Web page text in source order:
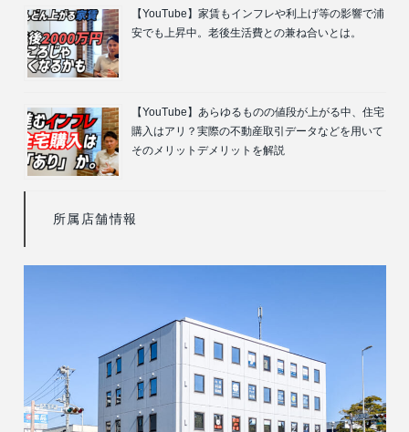
【YouTube】家賃もインフレや利上げ等の影響で浦
安でも上昇中。老後生活費との兼ね合いとは。
【YouTube】あらゆるものの値段が上がる中、住宅
購入はアリ？実際の不動産取引データなどを用いて
そのメリットデメリットを解説
所属店舗情報